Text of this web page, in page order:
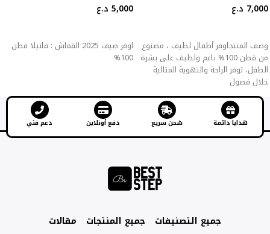
7,000 د.ع
وصف المنتجاوفر أطفال لطيف ، مصنوع
من قطن 100% ناعم ولطيف على بشرة
الطفل، توفر الراحة والتهوية المثالية
خلال فصول
5,000 د.ع
اوفر صيف 2025 القماش : فانيلا قطن
100%
هدايا دائمة شحن سريع دفع أونلاين دعم فني
جميع التصنيفات جميع المنتجات مقالات